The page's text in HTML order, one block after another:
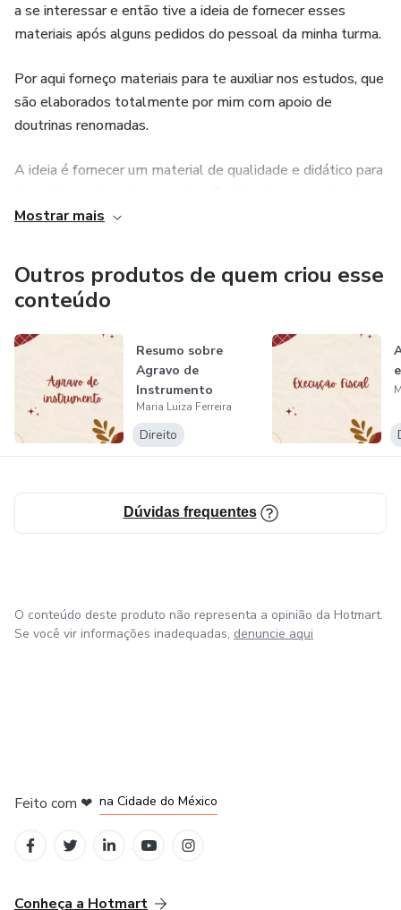
a se interessar e então tive a ideia de fornecer esses
materiais após alguns pedidos do pessoal da minha turma.
Por aqui forneço materiais para te auxiliar nos estudos, que
são elaborados totalmente por mim com apoio de
doutrinas renomadas.
A ideia é fornecer um material de qualidade e didático para
sua leitura.
impede que algum erro venha a permanecer, por isso caso
note alguma coisa errada basta me contatar que iremos
arrumar.
Mostrar mais
Outros produtos de quem criou esse
conteúdo
Resumo sobre
Agravo de
Instrumento
Maria Luiza Ferreira
Direito
Dúvidas frequentes
O conteúdo deste produto não representa a opinião da Hotmart.
Se você vir informações inadequadas, denuncie aqui
Feito com ❤ na Cidade do México
Conheça a Hotmart